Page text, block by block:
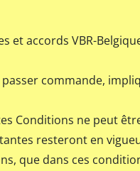
et accords VBR-
commande,
Conditions ne peut
resteront en
que dans ces